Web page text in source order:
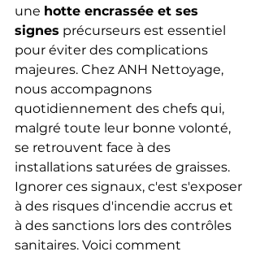
une hotte encrassée et ses
signes précurseurs est essentiel
pour éviter des complications
majeures. Chez ANH Nettoyage,
nous accompagnons
quotidiennement des chefs qui,
malgré toute leur bonne volonté,
se retrouvent face à des
installations saturées de graisses.
Ignorer ces signaux, c'est s'exposer
à des risques d'incendie accrus et
à des sanctions lors des contrôles
sanitaires. Voici comment